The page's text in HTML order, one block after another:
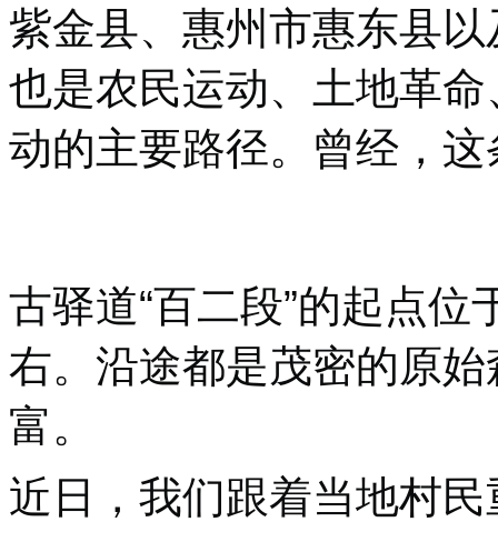
紫金县、惠州市惠东县
也是农民运动、土地革
动的主要路径。曾经，
古驿道“百二段”的起点
右。沿途都是茂密的原
富。
近日，我们跟着当地村民